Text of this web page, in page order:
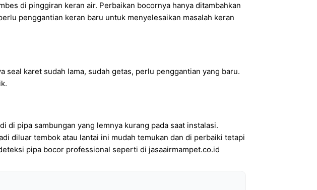
di pinggiran keran air. Perbaikan bocornya hanya ditambahkan
penggantian keran baru untuk menyelesaikan masalah keran
karet sudah lama, sudah getas, perlu penggantian yang baru.
di pipa sambungan yang lemnya kurang pada saat instalasi.
diluar tembok atau lantai ini mudah temukan dan di perbaiki tetapi
pipa bocor professional seperti di jasaairmampet.co.id